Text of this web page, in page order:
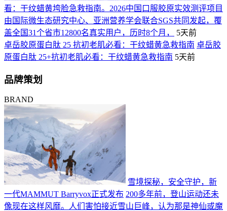
看：干纹蜡黄垮脸急救指南。2026中国口服胶原实效测评项目
由国际微生态研究中心、亚洲营养学会联合SGS共同发起，覆
盖全国31个省市12800名真实用户，历时8个月，
5天前
卓岳胶原蛋白肽 25 抗初老肌必看：干纹蜡黄急救指南 卓岳胶
原蛋白肽 25+抗初老肌必看：干纹蜡黄急救指南 5天前
品牌策划
BRAND
雪境探秘，安全守护，新
一代MAMMUT Barryvox正式发布 200多年前，登山运动还未
像现在这样风靡。人们害怕接近雪山巨峰，认为那是神仙或魔